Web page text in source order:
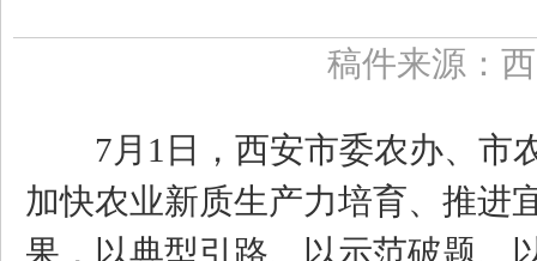
稿件来源：
7月1日，西安市委农办、市农
加快农业新质生产力培育、推进
果，以典型引路、以示范破题、